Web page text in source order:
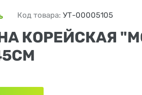
Код товара:УТ-00005105
КОРЕЙСКАЯ